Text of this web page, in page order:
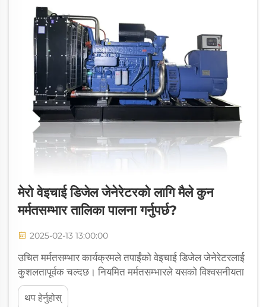
मेरो वेइचाई डिजेल जेनेरेटरको लागि मैले कुन
मर्मतसम्भार तालिका पालना गर्नुपर्छ?
2025-02-13 13:00:00
उचित मर्मतसम्भार कार्यक्रमले तपाईंको वेइचाई डिजेल जेनेरेटरलाई
कुशलतापूर्वक चल्दछ। नियमित मर्मतसम्भारले यसको विश्वसनीयता
सुनिश्चित गर्छ र यसको जीवनकाल लम्ब्याउँछ। [पृष्ठ २-मा भएको
चित्र] तपाईं यी मुद्दाहरू जोगिन सक्नुहुन्छ...
थप हेर्नुहोस्